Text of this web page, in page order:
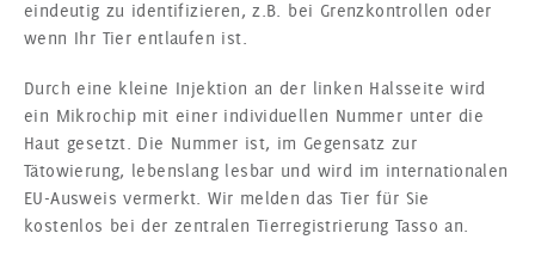
eindeutig zu identifizieren, z.B. bei Grenzkontrollen oder
wenn Ihr Tier entlaufen ist.
Durch eine kleine Injektion an der linken Halsseite wird
ein Mikrochip mit einer individuellen Nummer unter die
Haut gesetzt. Die Nummer ist, im Gegensatz zur
Tätowierung, lebenslang lesbar und wird im internationalen
EU-Ausweis vermerkt. Wir melden das Tier für Sie
kostenlos bei der zentralen Tierregistrierung Tasso an.